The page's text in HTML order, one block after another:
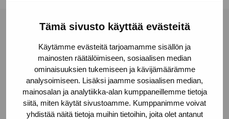
Tämä sivusto käyttää evästeitä
Käytämme evästeitä tarjoamamme sisällön ja
mainosten räätälöimiseen, sosiaalisen median
ominaisuuksien tukemiseen ja kävijämäärämme
analysoimiseen. Lisäksi jaamme sosiaalisen median,
mainosalan ja analytiikka-alan kumppaneillemme tietoja
siitä, miten käytät sivustoamme. Kumppanimme voivat
yhdistää näitä tietoja muihin tietoihin, joita olet antanut
Pro Artibus Foundation
Gustav Wasas gata 11
10600 Ekenäs
proartibus@proartibus.fi
+358 (0)50 371 6339